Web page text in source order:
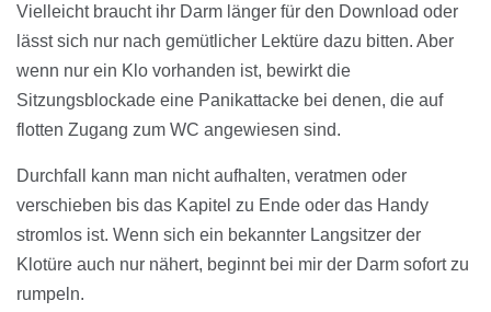
Vielleicht braucht ihr Darm länger für den Download oder
lässt sich nur nach gemütlicher Lektüre dazu bitten. Aber
wenn nur ein Klo vorhanden ist, bewirkt die
Sitzungsblockade eine Panikattacke bei denen, die auf
flotten Zugang zum WC angewiesen sind.
Durchfall kann man nicht aufhalten, veratmen oder
verschieben bis das Kapitel zu Ende oder das Handy
stromlos ist. Wenn sich ein bekannter Langsitzer der
Klotüre auch nur nähert, beginnt bei mir der Darm sofort zu
rumpeln.